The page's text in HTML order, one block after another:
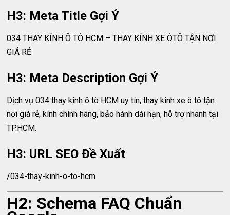
H3: Meta Title Gợi Ý
034 THAY KÍNH Ô TÔ HCM – THAY KÍNH XE ÔTÔ TẬN NƠI
GIÁ RẺ
H3: Meta Description Gợi Ý
Dịch vụ 034 thay kính ô tô HCM uy tín, thay kính xe ô tô tận
nơi giá rẻ, kính chính hãng, bảo hành dài hạn, hỗ trợ nhanh tại
TP.HCM.
H3: URL SEO Đề Xuất
/034-thay-kinh-o-to-hcm
H2: Schema FAQ Chuẩn